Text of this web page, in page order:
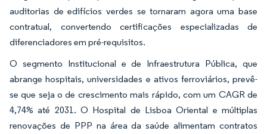
auditorias de edifícios verdes se tornaram agora uma base
contratual, convertendo certificações especializadas de
diferenciadores em pré-requisitos.
O segmento Institucional e de Infraestrutura Pública, que
abrange hospitais, universidades e ativos ferroviários, prevê-
se que seja o de crescimento mais rápido, com um CAGR de
4,74% até 2031. O Hospital de Lisboa Oriental e múltiplas
renovações de PPP na área da saúde alimentam contratos